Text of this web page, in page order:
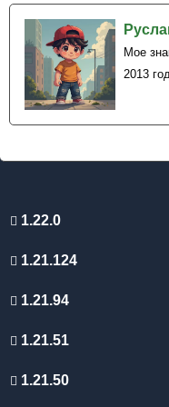
Мое
2013
версии
Версия
игры
Формат
тема
куб,
Работа,
интерфейс
1.22.0
1.21.124
1.21.94
1.21.51
1.21.50